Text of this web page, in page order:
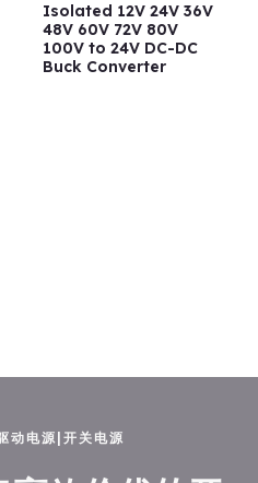
Isolated 12V 24V 36V
48V 60V 72V 80V
100V to 24V DC-DC
Buck Converter
动电源|开关电源